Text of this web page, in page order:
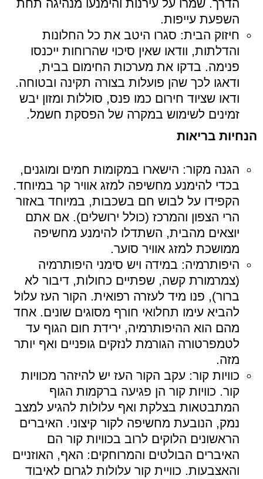
הדרך. שמרו על עירנות והימנעו מנהיגה תחת
השפעת עייפות.
חיזוק הבית: סגרו היטב את כל החלונות
והדלתות, וודאו שאין סיכוי שהרוחות ייכנסו
פנימה. בדקו את מערכות החימום בבית,
ודאגו לכך שהן פועלות בצורה תקינה ובטוחה.
ודאו שציוד חירום כמו פנס, סוללות ומזון יבש
זמינים לשימוש במקרה של הפסקת חשמל.
הנחיות בריאות
הגנה מקור: הישארו במקומות חמים ומוגנים,
בכדי להימנע מחשיפה למזג אוויר קר במיוחד.
הקפידו על לבוש חם בשכבות, במיוחד באזור
הרי הצפון והמרכז (כולל ירושלים). אם אתם
יוצאים מהבית, השתדלו להימנע מחשיפה
ממושכת למזג אוויר סוער.
היפותרמיה: במידה ויש סימני היפותרמיה
(צמרמורת קשה, שפתיים כחולות, דיבור לא
ברור), פנו מיד לעזרה רפואית. הקור העז עלול
להביא עימו תחלואי חורף מסוגים שונים. אחד
מהם הוא ההיפותרמיה, ירידת חום הגוף עד
לטמפרטורה הגורמת לנזקים גופניים ואף יותר
מזה.
כוויות קור: עקב הקור העז יש להיזהר מכוויות
קור. כוויות קור הן פגיעה ברקמות הגוף
המתבטאות בצלקת ואף עלולות להגיע למצב
נמק, הנובעת מחשיפה לקור קיצוני. האיברים
הראשונים הלוקים לרוב בכוויות קור הם
האיברים הבולטים והמרוחקים: האף, האוזניים
והאצבעות. כוויית קור עלולות לגרום לאיבוד